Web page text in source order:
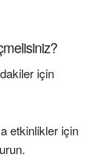
için
etkinlikler için